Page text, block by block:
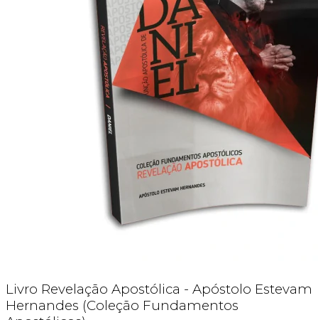
Livro Revelação Apostólica - Apóstolo Estevam
Hernandes (Coleção Fundamentos